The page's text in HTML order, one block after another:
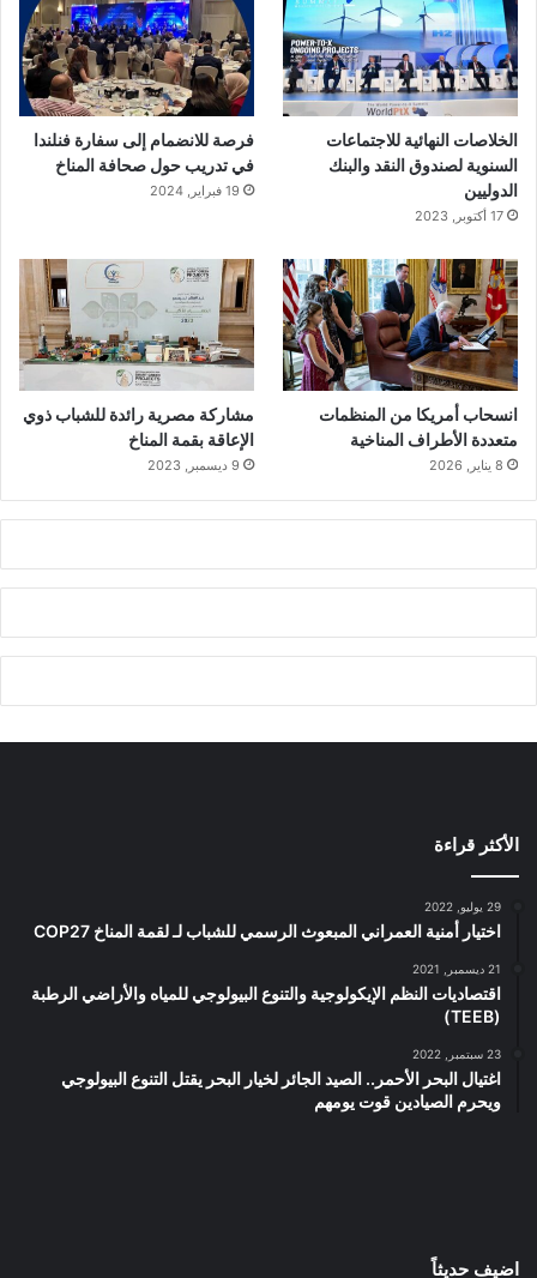
الخلاصات النهائية للاجتماعات
السنوية لصندوق النقد والبنك
الدوليين
17 أكتوبر, 2023
فرصة للانضمام إلى سفارة فنلندا
في تدريب حول صحافة المناخ
19 فبراير, 2024
انسحاب أمريكا من المنظمات
متعددة الأطراف المناخية
8 يناير, 2026
مشاركة مصرية رائدة للشباب ذوي
الإعاقة بقمة المناخ
9 ديسمبر, 2023
الأكثر قراءة
29 يوليو, 2022
اختيار أمنية العمراني المبعوث الرسمي للشباب لـ لقمة المناخ COP27
21 ديسمبر, 2021
اقتصاديات النظم الإيكولوجية والتنوع البيولوجي للمياه والأراضي الرطبة
(TEEB)
23 سبتمبر, 2022
اغتيال البحر الأحمر.. الصيد الجائر لخيار البحر يقتل التنوع البيولوجي
ويحرم الصيادين قوت يومهم
اضيف حديثاً